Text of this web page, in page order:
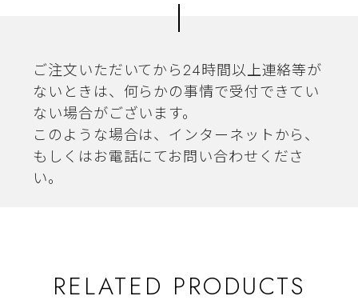
ご注文いただいてから24時間以上連絡等が
ないときは、何らかの事情で受付できてい
ない場合がございます。
このような場合は、インターネットから、
もしくはお電話にてお問い合わせくださ
い。
RELATED PRODUCTS